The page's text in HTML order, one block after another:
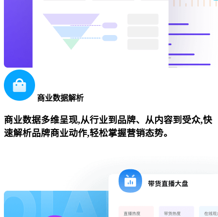
商业数据解析
商业数据多维呈现,从行业到品牌、从内容到受众,快
速解析品牌商业动作,轻松掌握营销态势。